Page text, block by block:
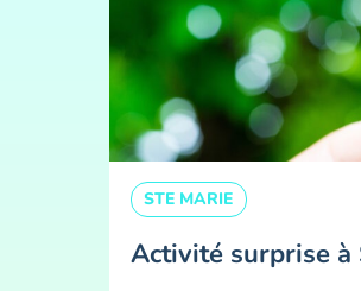
STE MARIE
Activité surprise à